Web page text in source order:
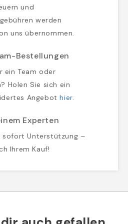
und
werden
uns übernommen.
Bestellungen
ein Team oder
Holen Sie sich ein
Angebothier.
Experten
sofort Unterstützung –
Ihrem Kauf!